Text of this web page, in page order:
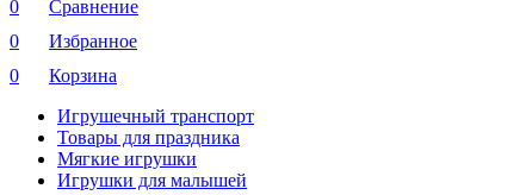
0
Сравнение
0
Избранное
0
Корзина
Игрушечный транспорт
Товары для праздника
Мягкие игрушки
Игрушки для малышей